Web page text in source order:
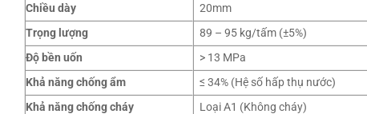
Chiều dày
20mm
Trọng lượng
89 – 95 kg/tấm (±5%)
Độ bền uốn
> 13 MPa
Khả năng chống ẩm
≤ 34% (Hệ số hấp thụ nước)
Khả năng chống cháy
Loại A1 (Không cháy)